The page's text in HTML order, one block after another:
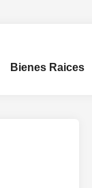
Bienes Raices